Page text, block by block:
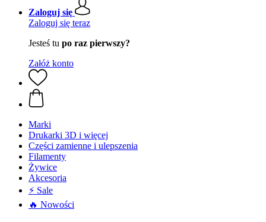
Zaloguj się
Zaloguj się teraz
Jesteś tu po raz pierwszy?
Załóż konto
Marki
Drukarki 3D i więcej
Części zamienne i ulepszenia
Filamenty
Żywice
Akcesoria
⚡ Sale
🔥 Nowości